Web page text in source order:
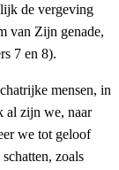
de vergeving
van Zijn genade,
7 en 8).
mensen, in
al zijn we, naar
we tot geloof
zoals